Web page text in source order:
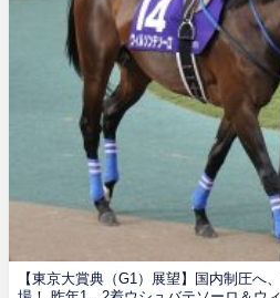
【東京大賞典（G1）展望】国内制圧へ